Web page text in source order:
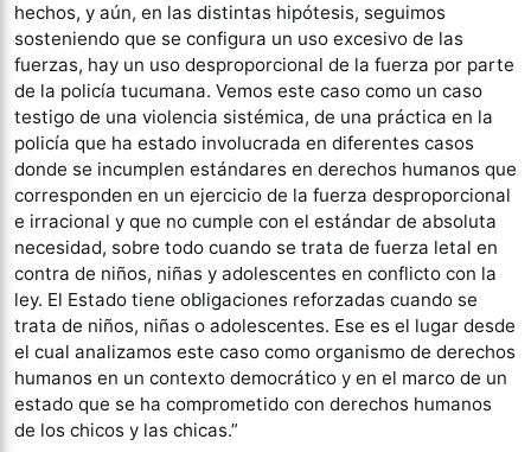
hechos, y aún, en las distintas hipótesis, seguimos
sosteniendo que se configura un uso excesivo de las
fuerzas, hay un uso desproporcional de la fuerza por parte
de la policía tucumana. Vemos este caso como un caso
testigo de una violencia sistémica, de una práctica en la
policía que ha estado involucrada en diferentes casos
donde se incumplen estándares en derechos humanos que
corresponden en un ejercicio de la fuerza desproporcional
e irracional y que no cumple con el estándar de absoluta
necesidad, sobre todo cuando se trata de fuerza letal en
contra de niños, niñas y adolescentes en conflicto con la
ley. El Estado tiene obligaciones reforzadas cuando se
trata de niños, niñas o adolescentes. Ese es el lugar desde
el cual analizamos este caso como organismo de derechos
humanos en un contexto democrático y en el marco de un
estado que se ha comprometido con derechos humanos
de los chicos y las chicas.”